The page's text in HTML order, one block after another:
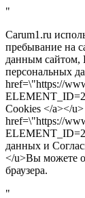
"
Carum1.ru
пребывание на
данным сайтом,
персональных
href=\"https://
Cookies </a></
href=\"https://
данных и
</u>Вы можете
браузера.
"